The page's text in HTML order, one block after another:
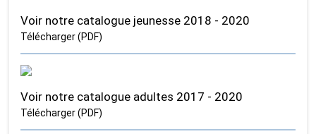
Voir notre catalogue jeunesse 2018 - 2020
Télécharger (PDF)
Voir notre catalogue adultes 2017 - 2020
Télécharger (PDF)